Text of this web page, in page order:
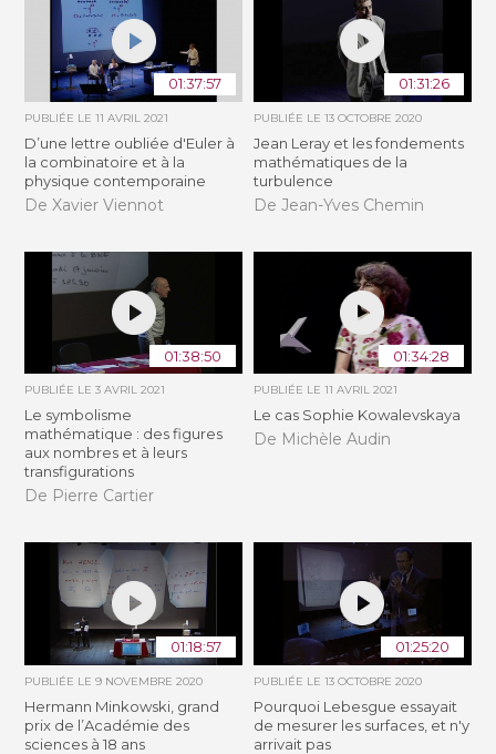
01:37:57
PUBLIÉE LE11 AVRIL 2021
D’une lettre oubliée d'Euler à
la combinatoire et à la
physique contemporaine
De Xavier Viennot
01:31:26
PUBLIÉE LE 13 OCTOBRE 2020
Jean Leray et les fondements
mathématiques de la
turbulence
De Jean-Yves Chemin
01:38:50
PUBLIÉE LE3 AVRIL 2021
Le symbolisme
mathématique : des figures
aux nombres et à leurs
transfigurations
De Pierre Cartier
01:34:28
PUBLIÉE LE 11 AVRIL 2021
Le cas Sophie Kowalevskaya
De Michèle Audin
01:18:57
PUBLIÉE LE9 NOVEMBRE 2020
Hermann Minkowski, grand
prix de l’Académie des
sciences à 18 ans
01:25:20
PUBLIÉE LE 13 OCTOBRE 2020
Pourquoi Lebesgue essayait
de mesurer les surfaces, et n'y
arrivait pas